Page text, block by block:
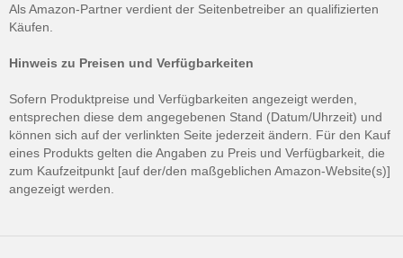
Als Amazon-Partner verdient der Seitenbetreiber an qualifizierten
Käufen.
Hinweis zu Preisen und Verfügbarkeiten
Sofern Produktpreise und Verfügbarkeiten angezeigt werden,
entsprechen diese dem angegebenen Stand (Datum/Uhrzeit) und
können sich auf der verlinkten Seite jederzeit ändern. Für den Kauf
eines Produkts gelten die Angaben zu Preis und Verfügbarkeit, die
zum Kaufzeitpunkt [auf der/den maßgeblichen Amazon-Website(s)]
angezeigt werden.